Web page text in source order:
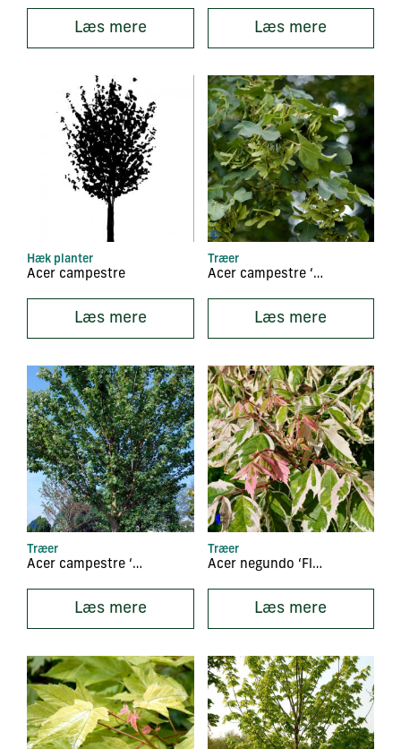
Læs mere Læs mere
Hæk planter
Acer campestre
Læs mere
Træer
Acer campestre ‘Elsrijk’
Læs mere
Træer
Acer campestre ‘Queen Elisabeth’
Læs mere
Træer
Acer negundo ‘Flamingo’
Læs mere